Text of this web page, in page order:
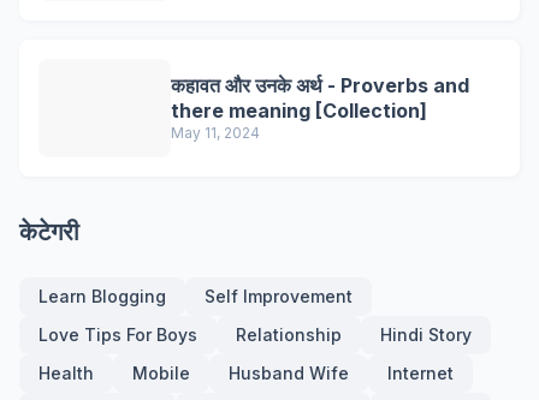
कहावत और उनके अर्थ - Proverbs and
there meaning [Collection]
May 11, 2024
केटेगरी
Learn Blogging
Self Improvement
Love Tips For Boys
Relationship
Hindi Story
Health
Mobile Husband Wife
Internet